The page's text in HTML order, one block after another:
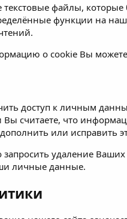
текстовые файлы,
функции на
о cookie Вы
доступ к личным
Вы считаете, что
или исправить
запросить удаление
личные данные.